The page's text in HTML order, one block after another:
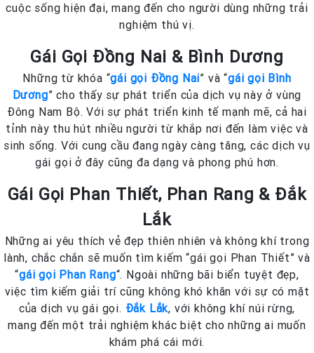
cuộc sống hiện đại, mang đến cho người dùng những trải
nghiệm thú vị.
Gái Gọi Đồng Nai & Bình Dương
Những từ khóa “gái gọi Đồng Nai” và “gái gọi Bình
Dương” cho thấy sự phát triển của dịch vụ này ở vùng
Đông Nam Bộ. Với sự phát triển kinh tế mạnh mẽ, cả hai
tỉnh này thu hút nhiều người từ khắp nơi đến làm việc và
sinh sống. Với cung cầu đang ngày càng tăng, các dịch vụ
gái gọi ở đây cũng đa dạng và phong phú hơn.
Gái Gọi Phan Thiết, Phan Rang & Đắk
Lắk
Những ai yêu thích vẻ đẹp thiên nhiên và không khí trong
lành, chắc chắn sẽ muốn tìm kiếm “gái gọi Phan Thiết” và
“gái gọi Phan Rang“. Ngoài những bãi biển tuyệt đẹp,
việc tìm kiếm giải trí cũng không khó khăn với sự có mặt
của dịch vụ gái gọi. Đắk Lắk, với không khí núi rừng,
mang đến một trải nghiệm khác biệt cho những ai muốn
khám phá cái mới.